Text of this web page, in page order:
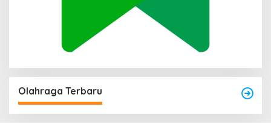
Olahraga Terbaru